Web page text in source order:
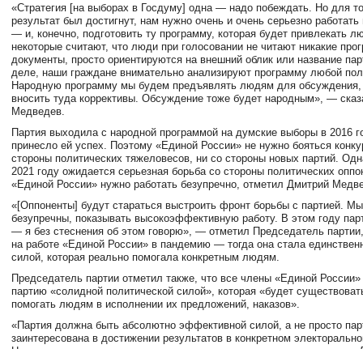
«Стратегия [на выборах в Госдуму] одна — надо побеждать. Но для
результат был достигнут, нам нужно очень и очень серьезно
— и, конечно, подготовить ту программу, которая будет привлекать
некоторые считают, что люди при голосовании не читают никакие
документы, просто ориентируются на внешний облик или название
деле, наши граждане внимательно анализируют программу любой
Народную программу мы будем предъявлять людям для обсуждения,
вносить туда коррективы. Обсуждение тоже будет народным», —
Медведев.
Партия выходила с народной программой на думские выборы в 2016
принесло ей успех. Поэтому «Единой России» не нужно бояться
стороны политических тяжеловесов, ни со стороны новых партий.
2021 году ожидается серьезная борьба со стороны политических
«Единой России» нужно работать безупречно, отметил Дмитрий
«[Оппоненты] будут стараться выстроить фронт борьбы с партией.
безупречны, показывать высокоэффективную работу. В этом году
— я без стеснения об этом говорю», — отметил Председатель
на работе «Единой России» в пандемию — тогда она стала
силой, которая реально помогала конкретным людям.
Председатель партии отметил также, что все члены «Единой России»
партию «солидной политической силой», которая «будет
помогать людям в исполнении их предложений, наказов».
«Партия должна быть абсолютно эффективной силой, а не просто
заинтересована в достижении результатов в конкретном